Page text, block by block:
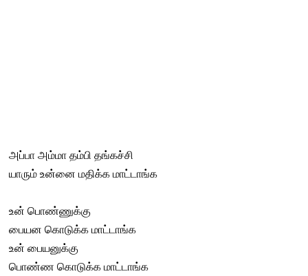
அப்பா அம்மா தம்பி தங்கச்சி
யாரும் உன்னை மதிக்க மாட்டாங்க
உன் பொண்ணுக்கு
பையன கொடுக்க மாட்டாங்க
உன் பையனுக்கு
பொண்ண கொடுக்க மாட்டாங்க